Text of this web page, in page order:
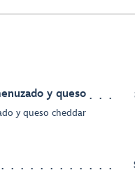
y queso
y queso cheddar